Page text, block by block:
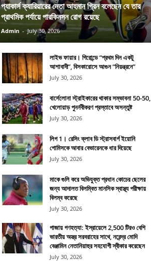
প্যাকার্স ক্যারিয়ারের নেতা আহমান গ্রিন বলেছেন যে তার
প্রাথমিক পর্যায়ে পারকিনসন রোগ রয়েছে
Admin - July 30, 2026
লাইভ ফায়ার। গিরোন্ডে “প্রথম দিন একটু
আশাবাদী”, বিসকারোসে আগুন “নিয়ন্ত্রনে”
July 30, 2026
বার্সেলোনা স্ট্রাইকারের থাকার সম্ভাবনা 50-50,
খেলোয়াড় পুনর্নবীকরণ প্রস্তাবে অসন্তুষ্ট
July 30, 2026
লিগ 1। রেসিং ক্লাব ডি স্ট্রাসবার্গ ইয়োনি
গোমিসকে আবার বেভারেনকে ধার দিয়েছে
July 30, 2026
মাকে গুলি করে অভিযুক্ত প্রধান কোচের ছেলের
জন্য আদালত বিলম্বিত মানসিক স্বাস্থ্য পরীক্ষায়
বিলম্ব করেছে
July 30, 2026
গাজায় গণহত্যা: ইস্রায়েলে 2,500 টিরও বেশি
ভারতীয় অস্ত্র সরবরাহের সাথে, নরেন্দ্র মোদি
বেঞ্জামিন নেতানিয়াহুর সহযোগী স্বীকার করেছেন
July 30, 2026